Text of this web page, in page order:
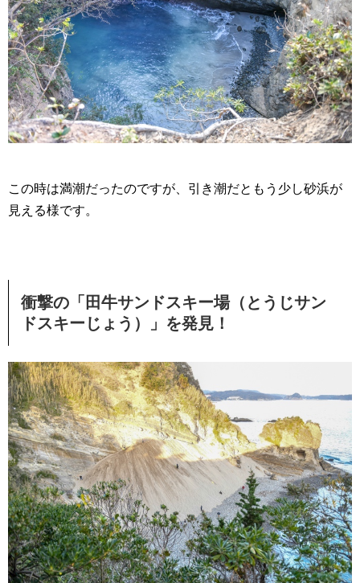
この時は満潮だったのですが、引き潮だともう少し砂浜が
見える様です。
衝撃の「田牛サンドスキー場（とうじサン
ドスキーじょう）」を発見！